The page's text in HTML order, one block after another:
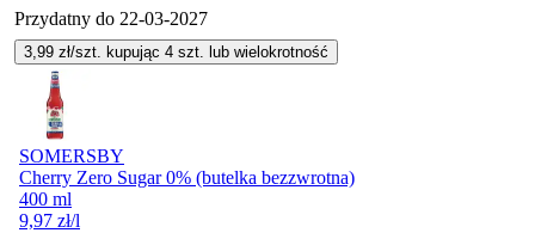
Przydatny do 22-03-2027
3,99 zł/szt. kupując 4 szt. lub wielokrotność
SOMERSBY
Cherry Zero Sugar 0% (butelka bezzwrotna)
400 ml
9,97 zł/l